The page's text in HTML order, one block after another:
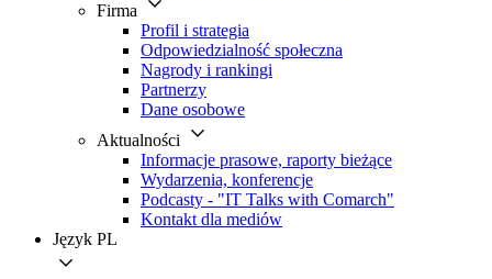
Firma
Profil i strategia
Odpowiedzialność społeczna
Nagrody i rankingi
Partnerzy
Dane osobowe
Aktualności
Informacje prasowe, raporty bieżące
Wydarzenia, konferencje
Podcasty - "IT Talks with Comarch"
Kontakt dla mediów
Język PL